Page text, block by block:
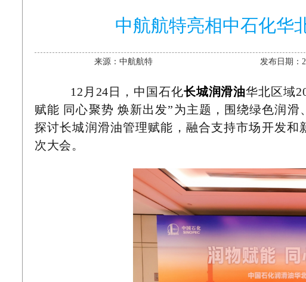
中航航特亮相中石化华
来源：中航航特 发布日期：
12月24日 ，中国石化长城润滑油华北区域
赋能 同心聚势 焕新出发”为主题，围绕绿色润滑
探讨长城润滑油管理赋能，融合支持市场开发和
次大会。